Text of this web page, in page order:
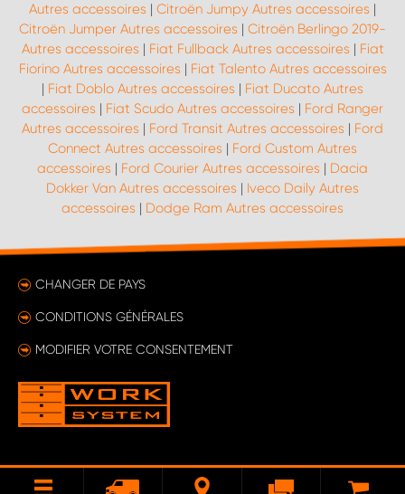
Autres accessoires | Citroën Jumpy Autres accessoires |
Citroën Jumper Autres accessoires | Citroën Berlingo 2019-
Autres accessoires | Fiat Fullback Autres accessoires | Fiat
Fiorino Autres accessoires | Fiat Talento Autres accessoires
| Fiat Doblo Autres accessoires | Fiat Ducato Autres
accessoires | Fiat Scudo Autres accessoires | Ford Ranger
Autres accessoires | Ford Transit Autres accessoires | Ford
Connect Autres accessoires | Ford Custom Autres
accessoires | Ford Courier Autres accessoires | Dacia
Dokker Van Autres accessoires | Iveco Daily Autres
accessoires | Dodge Ram Autres accessoires
CHANGER DE PAYS
CONDITIONS GÉNÉRALES
MODIFIER VOTRE CONSENTEMENT